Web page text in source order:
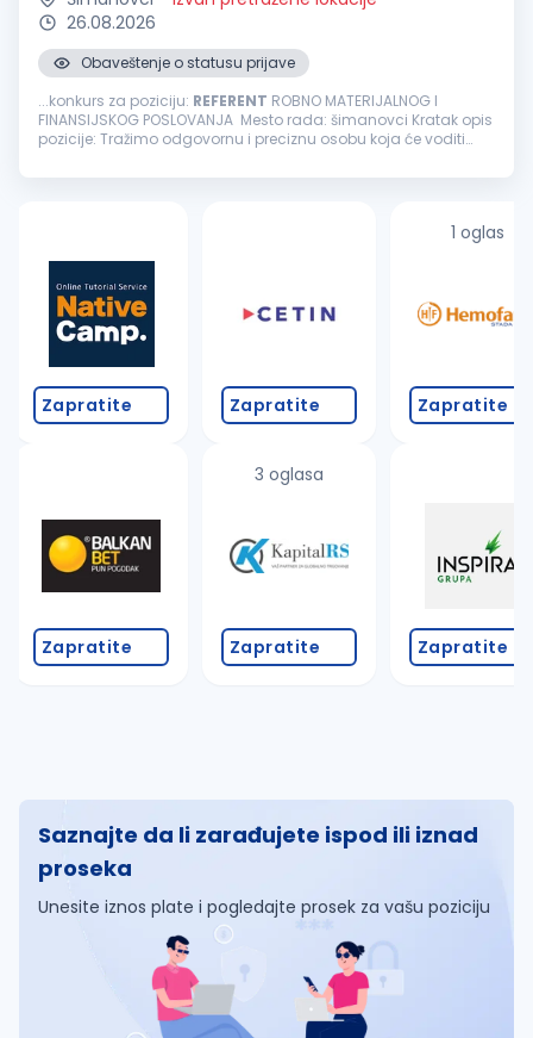
26.08.2026
Obaveštenje o statusu prijave
...konkurs za poziciju: REFERENT ROBNO MATERIJALNOG I
FINANSIJSKOG POSLOVANJA Mesto rada: šimanovci Kratak opis
pozicije: Tražimo odgovornu i preciznu osobu koja će voditi
tačnost podataka u ERP...
Zapratite
Zapratite
Zapratite
3 oglasa
Zapratite
1 oglas
Zapratite
Zapratite
Saznajte da li zarađujete ispod ili iznad
proseka
Unesite iznos plate i pogledajte prosek za vašu poziciju